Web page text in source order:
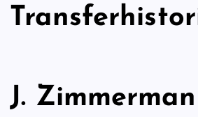
J. Zimmerman